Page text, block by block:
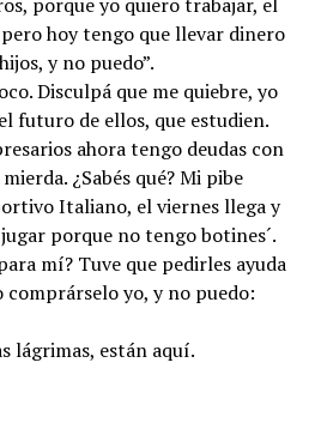
hoy tengo que llevar dinero
y no puedo”.
Disculpá que me quiebre, yo
futuro de ellos, que estudien.
ahora tengo deudas con
¿Sabés qué? Mi pibe
Italiano, el viernes llega y
porque no tengo botines´.
mí? Tuve que pedirles ayuda
comprárselo yo, y no puedo:
lágrimas, están aquí.